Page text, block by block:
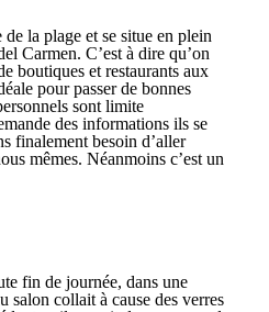
la plage et se situe en plein
Carmen. C’est à dire qu’on
boutiques et restaurants aux
pour passer de bonnes
sont limite
des informations ils se
finalement besoin d’aller
mêmes. Néanmoins c’est un
fin de journée, dans une
salon collait à cause des verres